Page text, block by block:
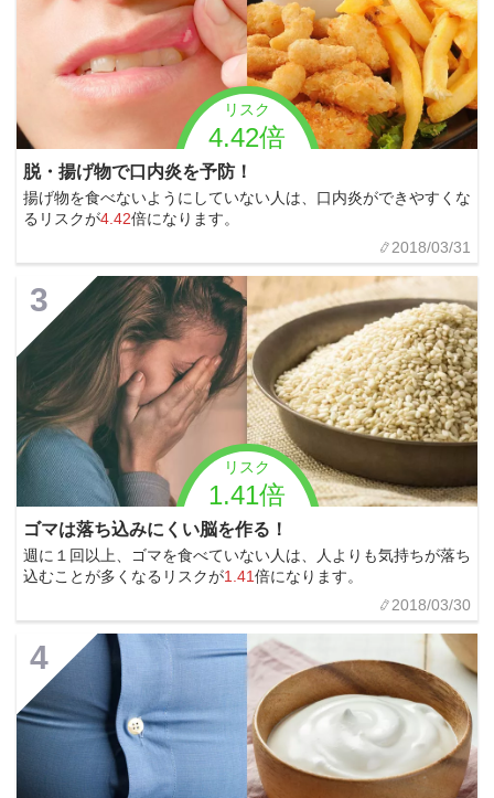
リスク
4.42倍
脱・揚げ物で口内炎を予防！
揚げ物を食べないようにしていない人は、口内炎ができやすくな
るリスクが4.42倍になります。
2018/03/31
リスク
1.41倍
3
ゴマは落ち込みにくい脳を作る！
週に１回以上、ゴマを食べていない人は、人よりも気持ちが落ち
込むことが多くなるリスクが1.41倍になります。
2018/03/30
4